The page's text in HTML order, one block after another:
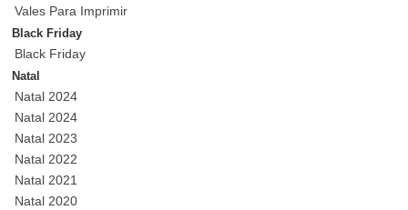
Vales Para Imprimir
Black Friday
Black Friday
Natal
Natal 2024
Natal 2024
Natal 2023
Natal 2022
Natal 2021
Natal 2020